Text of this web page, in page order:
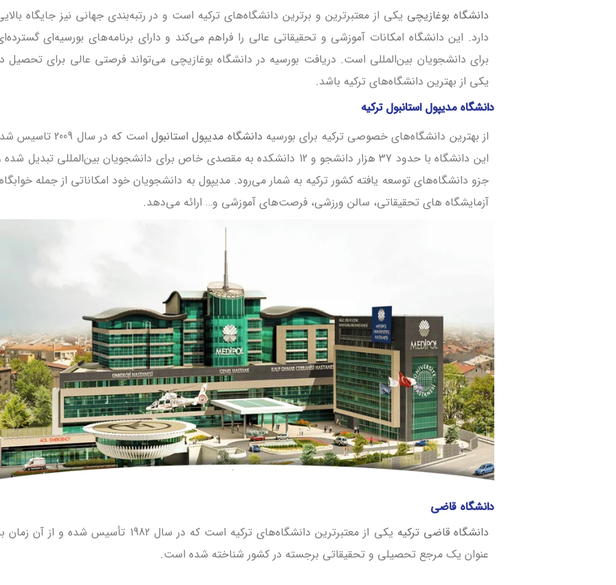
دانشگاه بوغازیچی یکی از معتبرترین و برترین دانشگاه‌های ترکیه است و در رتبه‌بندی جهانی نیز جایگاه
دارد. این دانشگاه امکانات آموزشی و تحقیقاتی عالی را فراهم می‌کند و دارای برنامه‌های بورسیه‌ای
برای دانشجویان بین‌المللی است. دریافت بورسیه در دانشگاه بوغازیچی می‌تواند فرصتی عالی برای تحصیل
یکی از بهترین دانشگاه‌های ترکیه باشد.
دانشگاه مدیپول استانبول ترکیه
از بهترین دانشگاه‌های خصوصی ترکیه برای بورسیه دانشگاه مدیپول استانبول
است که در سال 2009
این دانشگاه با حدود 37 هزار دانشجو و 12 دانشکده به مقصدی خاص برای دانشجویان بین‌المللی تبدیل
جزو دانشگاه‌های توسعه یافته کشور ترکیه به شمار می‌رود. مدیپول به دانشجویان خود امکاناتی از جمله
آزمایشگاه های تحقیقاتی، سالن ورزشی، فرصت‌های آموزشی و… ارائه می‌دهد.
دانشگاه قاضی
دانشگاه قاضی ترکیه
یکی از معتبرترین دانشگاه‌های ترکیه است که در سال 1982 تأسیس شده و از آن
عنوان یک مرجع تحصیلی و تحقیقاتی برجسته در کشور شناخته شده است.